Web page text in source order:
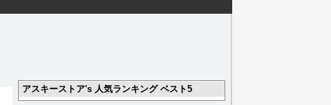
アスキーストア's 人気ランキング ベスト5